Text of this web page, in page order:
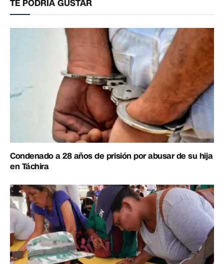
TE PODRÍA GUSTAR
Condenado a 28 años de prisión por abusar de su hija
en Táchira